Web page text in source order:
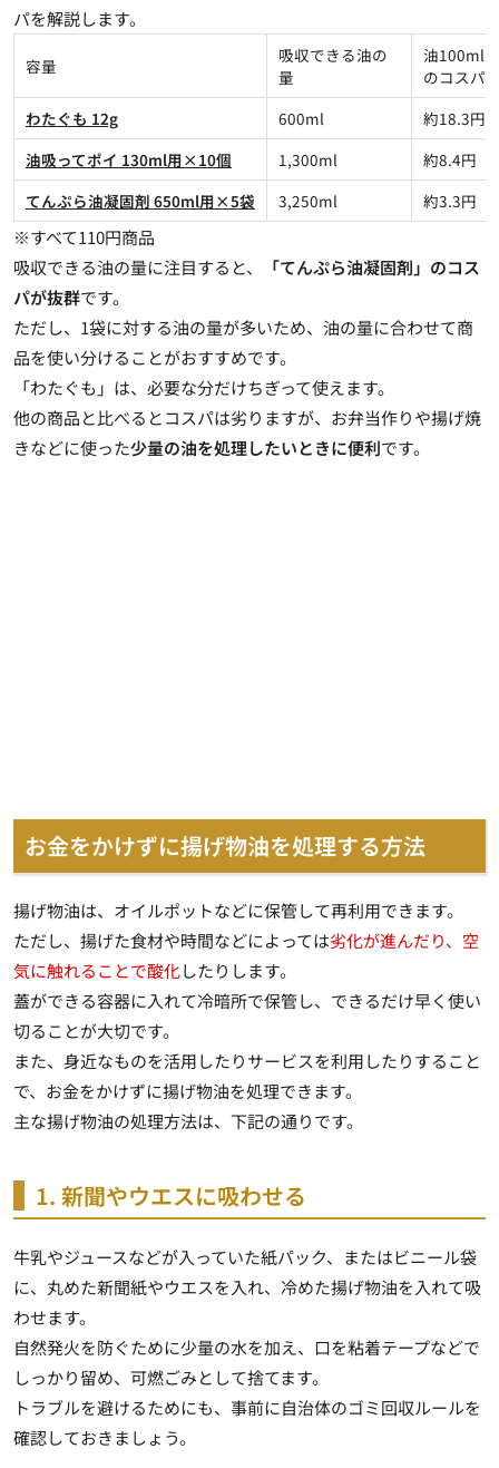
パを解説します。
容量
吸収できる油の
量
油100ml
のコスパ
わたぐも 12g
600ml
約18.3円
油吸ってポイ 130ml用×10個
1,300ml
約8.4円
てんぷら油凝固剤 650ml用×5袋
3,250ml 約3.3円
※すべて110円商品
吸収できる油の量に注目すると、
「てんぷら油凝固剤」のコス
パが抜群です。
ただし、 1袋に対する油の量が多いため、油の量に合わせて商
品を使い分けることがおすすめです。
「わたぐも」は、必要な分だけちぎって使え ます。
他の商品と比べるとコスパは劣りますが、お弁当作りや揚げ焼
きなどに使った少量の油を処理したいときに便利です。
お金をかけずに揚げ物油を処理する方法
揚げ物油は、オイルポットなどに保管して再利用できます。
ただし、揚げた食材や時間などによっては劣化が進んだり、空
気に触れることで酸化したりします。
蓋ができる容器に入れて冷暗所で保管し、できるだけ早く使い
切ることが大切です。
また、身近なものを活用したりサービスを利用したりすること
で、お金をかけずに揚げ物油を処理できます。
主な揚げ物油の処理方法は、下記の通りです。
1. 新聞やウエスに吸わせる
牛乳やジュースなどが入っていた紙パック、またはビニール袋
に、丸めた新聞紙やウエスを入れ、冷めた揚げ物油を入れて吸
わせます。
自然発火を防ぐために少量の水を加え、口を粘着テープなどで
しっかり留め、可燃ごみとして捨てます。
トラブルを避けるためにも、事前に自治体のゴミ回収ルールを
確認しておきましょう。